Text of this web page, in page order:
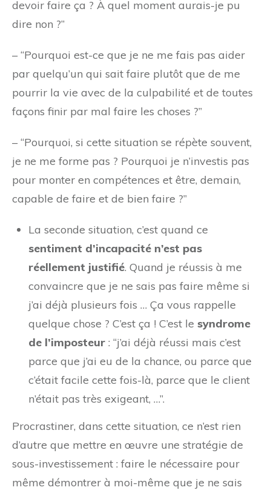
devoir faire ça ? À quel moment aurais-je pu
dire non ?”
– “Pourquoi est-ce que je ne me fais pas aider
par quelqu’un qui sait faire plutôt que de me
pourrir la vie avec de la culpabilité et de toutes
façons finir par mal faire les choses ?”
– “Pourquoi, si cette situation se répète souvent,
je ne me forme pas ? Pourquoi je n’investis pas
pour monter en compétences et être, demain,
capable de faire et de bien faire ?”
La seconde situation, c’est quand ce
sentiment d’incapacité n’est pas
réellement justifié. Quand je réussis à me
convaincre que je ne sais pas faire même si
j’ai déjà plusieurs fois … Ça vous rappelle
quelque chose ? C’est ça ! C’est le syndrome
de l’imposteur : “j’ai déjà réussi mais c’est
parce que j’ai eu de la chance, ou parce que
c‘était facile cette fois-là, parce que le client
n’était pas très exigeant, …”.
Procrastiner, dans cette situation, ce n’est rien
d’autre que mettre en œuvre une stratégie de
sous-investissement : faire le nécessaire pour
même démontrer à moi-même que je ne sais